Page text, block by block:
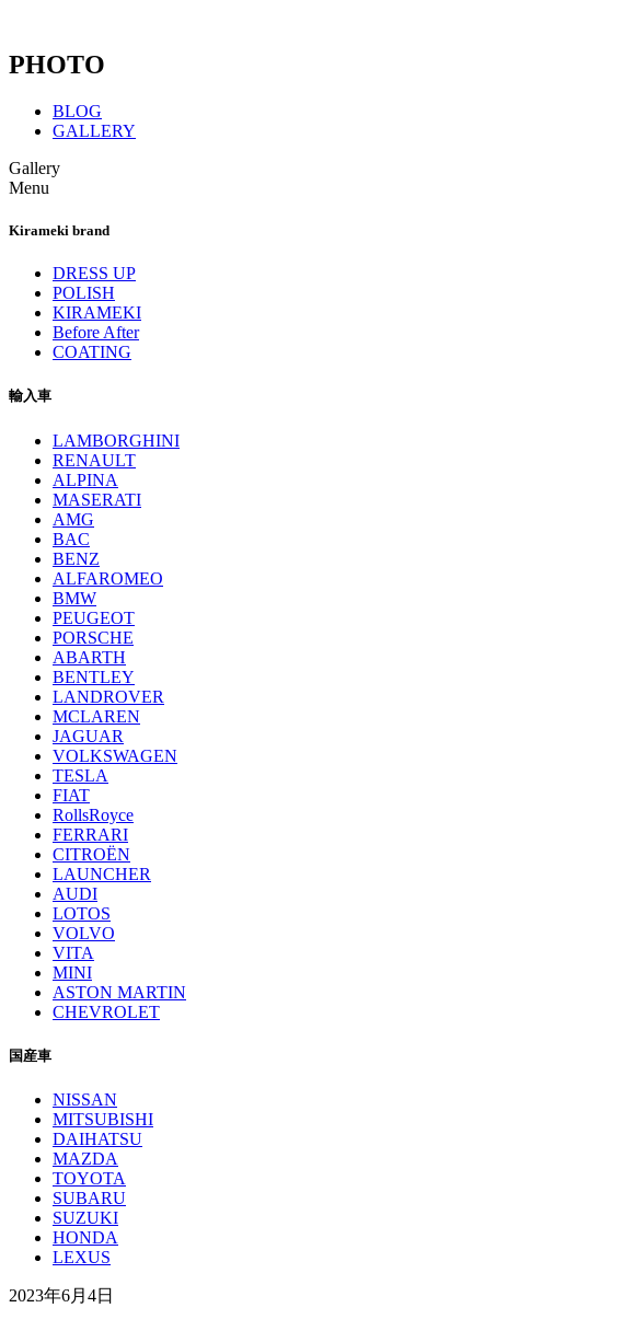
PHOTO
BLOG
GALLERY
Gallery
Menu
Kirameki brand
DRESS UP
POLISH
KIRAMEKI
Before After
COATING
輸入車
LAMBORGHINI
RENAULT
ALPINA
MASERATI
AMG
BAC
BENZ
ALFAROMEO
BMW
PEUGEOT
PORSCHE
ABARTH
BENTLEY
LANDROVER
MCLAREN
JAGUAR
VOLKSWAGEN
TESLA
FIAT
RollsRoyce
FERRARI
CITROËN
LAUNCHER
AUDI
LOTOS
VOLVO
VITA
MINI
ASTON MARTIN
CHEVROLET
国産車
NISSAN
MITSUBISHI
DAIHATSU
MAZDA
TOYOTA
SUBARU
SUZUKI
HONDA
LEXUS
2023年6月4日